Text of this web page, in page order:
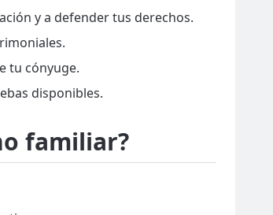
y a defender tus derechos.
tu cónyuge.
disponibles.
familiar?